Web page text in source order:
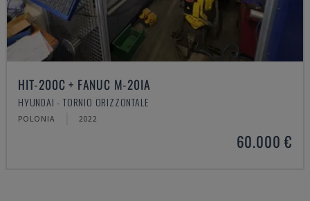
HIT-200C + FANUC M-20IA
HYUNDAI - TORNIO ORIZZONTALE
POLONIA 2022
60.000 €